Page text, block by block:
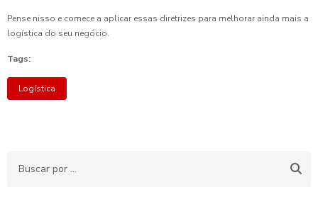
Pense nisso e comece a aplicar essas diretrizes para melhorar ainda mais a
logística do seu negócio.
Tags:
Logística